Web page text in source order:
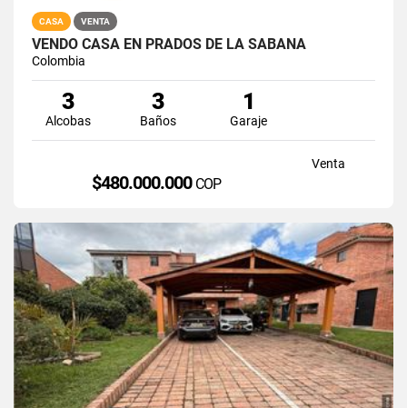
CASA VENTA
VENDO CASA EN PRADOS DE LA SABANA
Colombia
3
Alcobas
3
Baños
1
Garaje
Venta
$480.000.000 COP